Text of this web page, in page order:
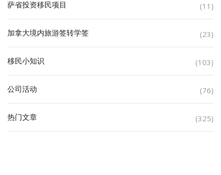
萨省投资移民项目 (11)
加拿大境内旅游签转学签 (23)
移民小知识 (103)
公司活动 (76)
热门文章 (325)